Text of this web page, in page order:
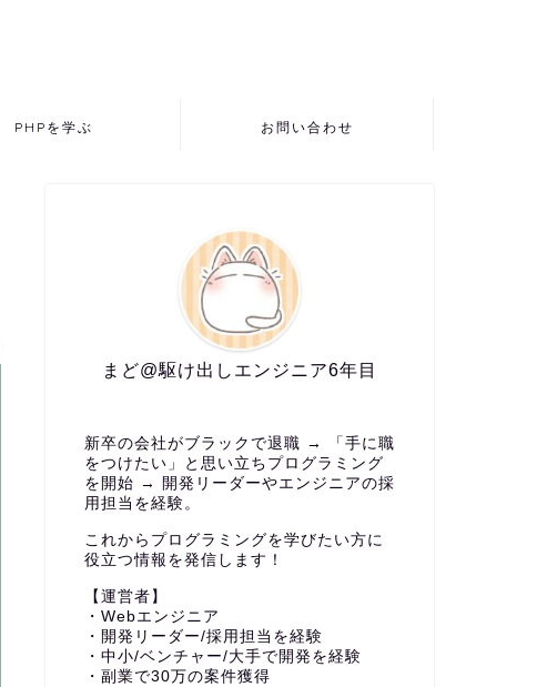
PHPを学ぶ お問い合わせ
まど@駆け出しエンジニア6年目
新卒の会社がブラックで退職 → 「手に職
をつけたい」と思い立ちプログラミング
を開始 → 開発リーダーやエンジニアの採
用担当を経験。
これからプログラミングを学びたい方に
役立つ情報を発信します！
【運営者】
・Webエンジニア
・開発リーダー/採用担当を経験
・中小/ベンチャー/大手で開発を経験
・副業で30万の案件獲得